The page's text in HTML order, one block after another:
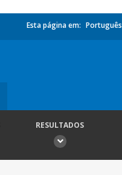
Esta página em: Português
RESULTADOS